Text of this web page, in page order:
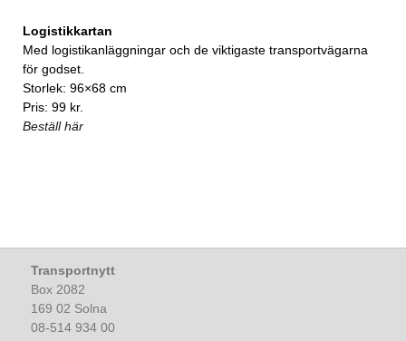
Logistikkartan
Med logistikanläggningar och de viktigaste transportvägarna
för godset.
Storlek: 96×68 cm
Pris: 99 kr.
Beställ här
Transportnytt
Box 2082
169 02 Solna
08-514 934 00